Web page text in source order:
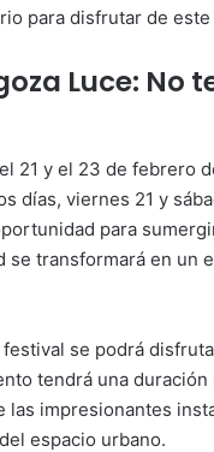
para disfrutar de
Luce: No
21 y el 23 de febrero
días, viernes 21 y
para
se transformará en un
se podrá
tendrá una
impresionantes
espacio urbano.